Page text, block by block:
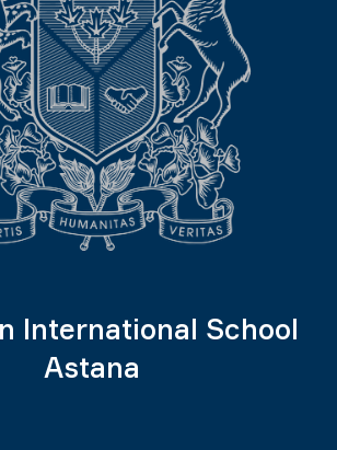
International School
Astana